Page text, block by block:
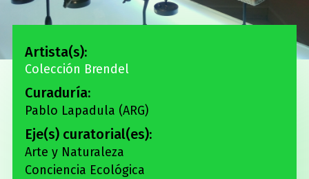
Artista(s):
Colección Brendel
Curaduría:
Pablo Lapadula (ARG)
Eje(s) curatorial(es):
Arte y Naturaleza
Conciencia Ecológica